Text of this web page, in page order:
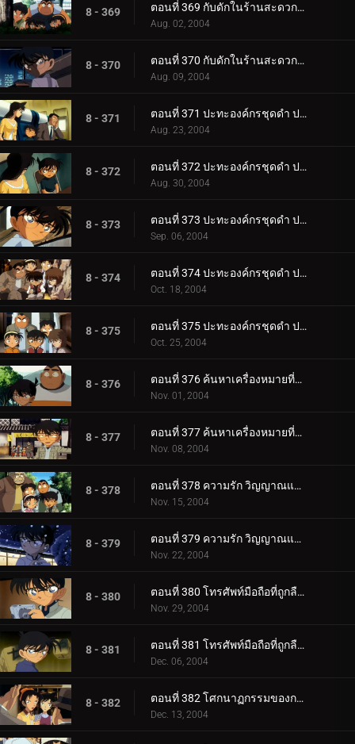
8 - 369 ตอนที่ 369 กับดักในร้านสะดวกซื้อ (ตอนแรก)
Aug. 02, 2004
8 - 370 ตอนที่ 370 กับดักในร้านสะดวกซื้อ (ตอนจบ)
Aug. 09, 2004
8 - 371 ตอนที่ 371 ปะทะองค์กรชุดดำ ปริศนาคูณสองในคืนเดือนเพ็ญ (ตอนพิเศษ ตอนแรก) ยอดนักสืบจิ๋วโคนัน เดอะซ.
Aug. 23, 2004
8 - 372 ตอนที่ 372 ปะทะองค์กรชุดดำ ปริศนาคูณสองในคืนเดือนเพ็ญ (ตอนพิเศษ ตอนที่ 2) ยอดนักสืบจิ๋วโคนัน เดอะ_.
Aug. 30, 2004
8 - 373 ตอนที่ 373 ปะทะองค์กรชุดดำ ปริศนาคูณสองในคืนเดือนเพ็ญ (ตอนพิเศษ ตอนที่ 3) ยอดนักสืบจิ๋วโคนัน เดอะ_.
Sep. 06, 2004
8 - 374 ตอนที่ 374 ปะทะองค์กรชุดดำ ปริศนาคูณสองในคืนเดือนเพ็ญ (ตอนพิเศษ ตอนที่ 4) ยอดนักสืบจิ๋วโคนัน เดอะ_.
Oct. 18, 2004
8 - 375 ตอนที่ 375 ปะทะองค์กรชุดดำ ปริศนาคูณสองในคืนเดือนเพ็ญ (ตอนพิเศษ ตอนจบ) ยอดนักสืบจิ๋วโคนัน เดอะซี.
Oct. 25, 2004
8 - 376 ตอนที่ 376 ค้นหาเครื่องหมายที่ติดอยู่ที่ก้น (ตอนแรก)
Nov. 01, 2004
8 - 377 ตอนที่ 377 ค้นหาเครื่องหมายที่ติดอยู่ที่ก้น (ตอนจบ)
Nov. 08, 2004
8 - 378 ตอนที่ 378 ความรัก วิญญาณและมรดกโลก (ตอนแรก)
Nov. 15, 2004
8 - 379 ตอนที่ 379 ความรัก วิญญาณและมรดกโลก (ตอนจบ)
Nov. 22, 2004
8 - 380 ตอนที่ 380 โทรศัพท์มือถือที่ถูกลืมไว้ (ตอนแรก)
Nov. 29, 2004
8 - 381 ตอนที่ 381 โทรศัพท์มือถือที่ถูกลืมไว้ (ตอนจบ)
Dec. 06, 2004
8 - 382 ตอนที่ 382 โศกนาฏกรรมของการแข่งตกปลา (ตอนแรก)
Dec. 13, 2004